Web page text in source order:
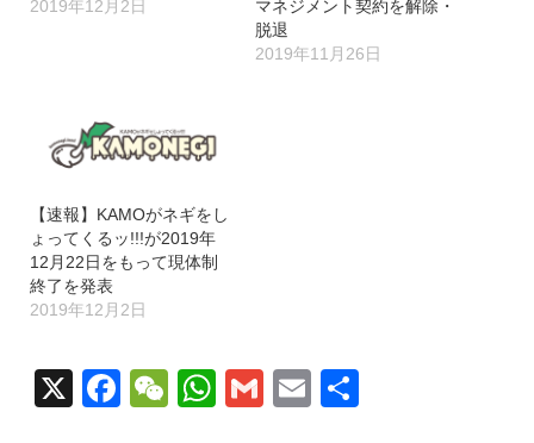
2019年12月2日
マネジメント契約を解除・
脱退
2019年11月26日
【速報】KAMOがネギをし
ょってくるッ!!!が2019年
12月22日をもって現体制
終了を発表
2019年12月2日
X Facebook
WeChat
WhatsApp
GmailEmail